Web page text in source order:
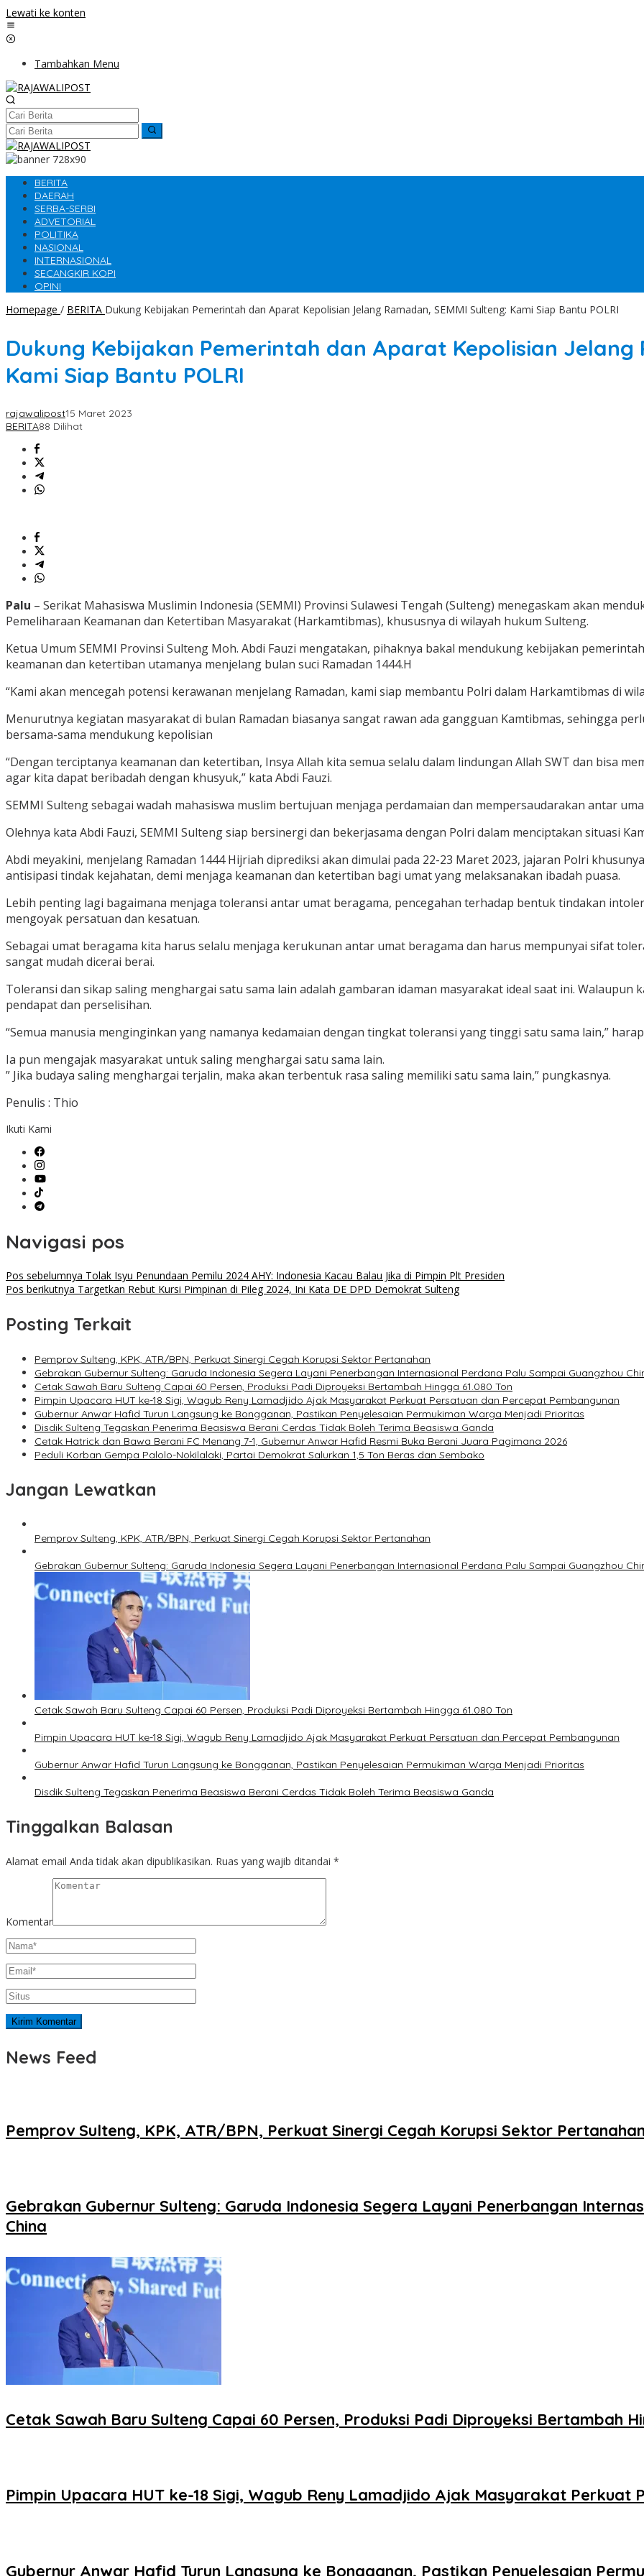
Lewati ke konten
Tambahkan Menu
BERITA
DAERAH
SERBA-SERBI
ADVETORIAL
POLITIKA
NASIONAL
INTERNASIONAL
SECANGKIR KOPI
OPINI
Homepage / BERITA Dukung Kebijakan Pemerintah dan Aparat Kepolisian Jelang Ramadan, SEMMI Sulteng: Kami Siap Bantu POLRI
Dukung Kebijakan Pemerintah dan Aparat Kepolisian Jelang
Kami Siap Bantu POLRI
rajawalipost15 Maret 2023
BERITA88 Dilihat
Palu – Serikat Mahasiswa Muslimin Indonesia (SEMMI) Provinsi Sulawesi Tengah (Sulteng) menegaskam akan
Pemeliharaan Keamanan dan Ketertiban Masyarakat (Harkamtibmas), khususnya di wilayah hukum Sulteng.
Ketua Umum SEMMI Provinsi Sulteng Moh. Abdi Fauzi mengatakan, pihaknya bakal mendukung kebijakan
keamanan dan ketertiban utamanya menjelang bulan suci Ramadan 1444.H
“Kami akan mencegah potensi kerawanan menjelang Ramadan, kami siap membantu Polri dalam Harkamtibmas di
Menurutnya kegiatan masyarakat di bulan Ramadan biasanya sangat rawan ada gangguan Kamtibmas, sehingga
bersama-sama mendukung kepolisian
“Dengan terciptanya keamanan dan ketertiban, Insya Allah kita semua selalu dalam lindungan Allah SWT dan bisa
agar kita dapat beribadah dengan khusyuk,” kata Abdi Fauzi.
SEMMI Sulteng sebagai wadah mahasiswa muslim bertujuan menjaga perdamaian dan mempersaudarakan antar
Olehnya kata Abdi Fauzi, SEMMI Sulteng siap bersinergi dan bekerjasama dengan Polri dalam menciptakan situasi
Abdi meyakini, menjelang Ramadan 1444 Hijriah diprediksi akan dimulai pada 22-23 Maret 2023, jajaran Polri
antisipasi tindak kejahatan, demi menjaga keamanan dan ketertiban bagi umat yang melaksanakan ibadah puasa.
Lebih penting lagi bagaimana menjaga toleransi antar umat beragama, pencegahan terhadap bentuk tindakan
mengoyak persatuan dan kesatuan.
Sebagai umat beragama kita harus selalu menjaga kerukunan antar umat beragama dan harus mempunyai sifat
sangat mudah dicerai berai.
Toleransi dan sikap saling menghargai satu sama lain adalah gambaran idaman masyarakat ideal saat ini.
pendapat dan perselisihan.
“Semua manusia menginginkan yang namanya kedamaian dengan tingkat toleransi yang tinggi satu sama lain,”
Ia pun mengajak masyarakat untuk saling menghargai satu sama lain.
” Jika budaya saling menghargai terjalin, maka akan terbentuk rasa saling memiliki satu sama lain,” pungkasnya.
Penulis : Thio
Ikuti Kami
Navigasi pos
Pos sebelumnya Tolak Isyu Penundaan Pemilu 2024 AHY: Indonesia Kacau Balau Jika di Pimpin Plt Presiden
Pos berikutnya Targetkan Rebut Kursi Pimpinan di Pileg 2024, Ini Kata DE DPD Demokrat Sulteng
Posting Terkait
Pemprov Sulteng, KPK, ATR/BPN, Perkuat Sinergi Cegah Korupsi Sektor Pertanahan
Gebrakan Gubernur Sulteng: Garuda Indonesia Segera Layani Penerbangan Internasional Perdana Palu Sampai Guangzhou
Cetak Sawah Baru Sulteng Capai 60 Persen, Produksi Padi Diproyeksi Bertambah Hingga 61.080 Ton
Pimpin Upacara HUT ke-18 Sigi, Wagub Reny Lamadjido Ajak Masyarakat Perkuat Persatuan dan Percepat Pembangunan
Gubernur Anwar Hafid Turun Langsung ke Bongganan, Pastikan Penyelesaian Permukiman Warga Menjadi Prioritas
Disdik Sulteng Tegaskan Penerima Beasiswa Berani Cerdas Tidak Boleh Terima Beasiswa Ganda
Cetak Hatrick dan Bawa Berani FC Menang 7-1, Gubernur Anwar Hafid Resmi Buka Berani Juara Pagimana 2026
Peduli Korban Gempa Palolo-Nokilalaki, Partai Demokrat Salurkan 1,5 Ton Beras dan Sembako
Jangan Lewatkan
Pemprov Sulteng, KPK, ATR/BPN, Perkuat Sinergi Cegah Korupsi Sektor Pertanahan
Gebrakan Gubernur Sulteng: Garuda Indonesia Segera Layani Penerbangan Internasional Perdana Palu Sampai Guangzhou
Cetak Sawah Baru Sulteng Capai 60 Persen, Produksi Padi Diproyeksi Bertambah Hingga 61.080 Ton
Pimpin Upacara HUT ke-18 Sigi, Wagub Reny Lamadjido Ajak Masyarakat Perkuat Persatuan dan Percepat Pembangunan
Gubernur Anwar Hafid Turun Langsung ke Bongganan, Pastikan Penyelesaian Permukiman Warga Menjadi Prioritas
Disdik Sulteng Tegaskan Penerima Beasiswa Berani Cerdas Tidak Boleh Terima Beasiswa Ganda
Tinggalkan Balasan
Alamat email Anda tidak akan dipublikasikan. Ruas yang wajib ditandai *
Komentar
News Feed
Pemprov Sulteng, KPK, ATR/BPN, Perkuat Sinergi Cegah Korupsi Sektor Pertanahan
Gebrakan Gubernur Sulteng: Garuda Indonesia Segera Layani Penerbangan
China
Cetak Sawah Baru Sulteng Capai 60 Persen, Produksi Padi Diproyeksi Bertambah
Pimpin Upacara HUT ke-18 Sigi, Wagub Reny Lamadjido Ajak Masyarakat Perkuat
Gubernur Anwar Hafid Turun Langsung ke Bongganan, Pastikan Penyelesaian